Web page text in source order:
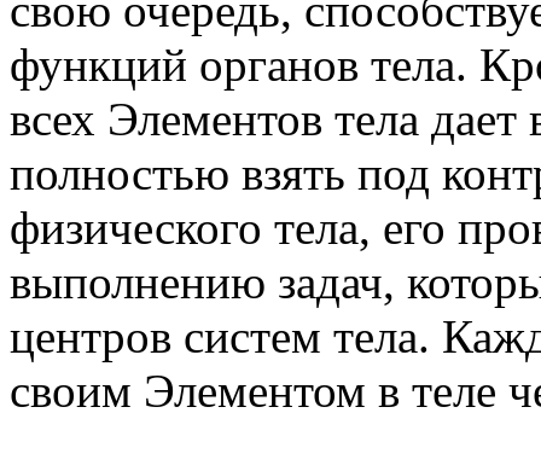
функций органов тела.
всех Элементов тела
полностью взять под
физического тела, его
выполнению задач,
центров систем тела.
своим Элементом в теле